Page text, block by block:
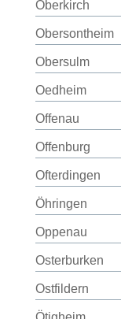
Oberkirch
Obersontheim
Obersulm
Oedheim
Offenau
Offenburg
Ofterdingen
Öhringen
Oppenau
Osterburken
Ostfildern